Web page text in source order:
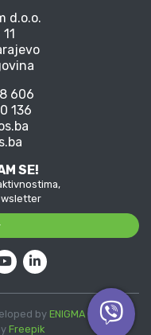
d.o.o.
606
136
SE!
by ENIGMA| Vector
Freepik